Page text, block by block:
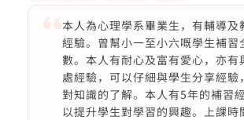
本人為心理學系畢業生，有輔導及
經驗。曾幫小一至小六嘅學生補習
數。本人有耐心及富有愛心，亦有
處經驗，可以仔細與學生分享經驗
對知識的了解。本人有5年的補習
以提升學生對學習的興趣。上課時